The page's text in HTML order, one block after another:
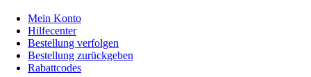
Mein Konto
Hilfecenter
Bestellung verfolgen
Bestellung zurückgeben
Rabattcodes